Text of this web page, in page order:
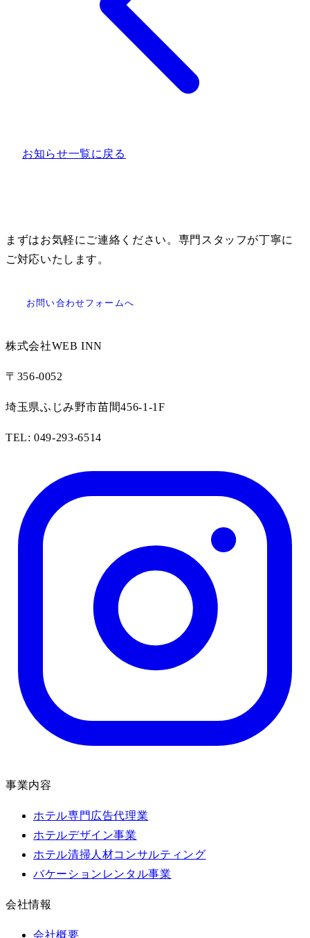
お知らせ一覧に戻る
まずはお気軽にご連絡ください。専門スタッフが丁寧に
ご対応いたします。
お問い合わせフォームへ
株式会社WEB INN
〒356-0052
埼玉県ふじみ野市苗間456-1-1F
TEL: 049-293-6514
事業内容
ホテル専門広告代理業
ホテルデザイン事業
ホテル清掃人材コンサルティング
バケーションレンタル事業
会社情報
会社概要